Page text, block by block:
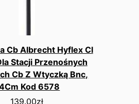
Cb Albrecht Hyflex Cl
Stacji Przenośnych
Cb Z Wtyczką Bnc,
Kod 6578
139.00zł